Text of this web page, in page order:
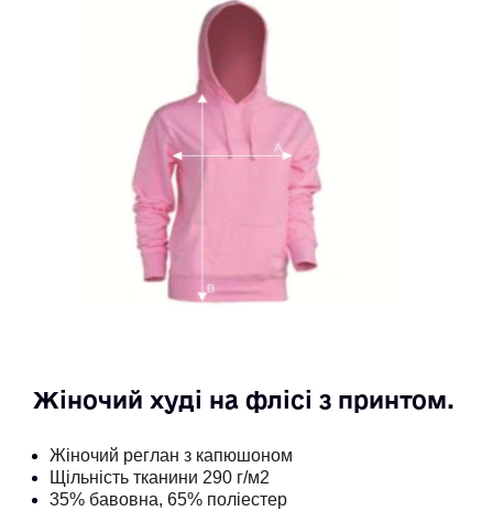
Жіночий худі на флісі з принтом.
Жіночий реглан з капюшоном
Щільність тканини 290 г/м2
35% бавовна, 65% поліестер